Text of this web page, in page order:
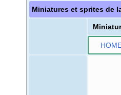
Miniatures et sprites de